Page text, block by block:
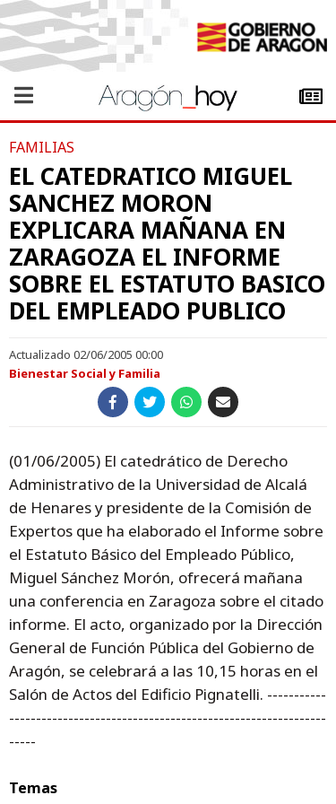
FAMILIAS
EL CATEDRATICO MIGUEL
SANCHEZ MORON
EXPLICARA MAÑANA EN
ZARAGOZA EL INFORME
SOBRE EL ESTATUTO BASICO
DEL EMPLEADO PUBLICO
Actualizado 02/06/2005 00:00
Bienestar Social y Familia
(01/06/2005) El catedrático de Derecho
Administrativo de la Universidad de Alcalá
de Henares y presidente de la Comisión de
Expertos que ha elaborado el Informe sobre
el Estatuto Básico del Empleado Público,
Miguel Sánchez Morón, ofrecerá mañana
una conferencia en Zaragoza sobre el citado
informe. El acto, organizado por la Dirección
General de Función Pública del Gobierno de
Aragón, se celebrará a las 10,15 horas en el
Salón de Actos del Edificio Pignatelli. -----------
-----------------------------------------------------------
-----
Temas